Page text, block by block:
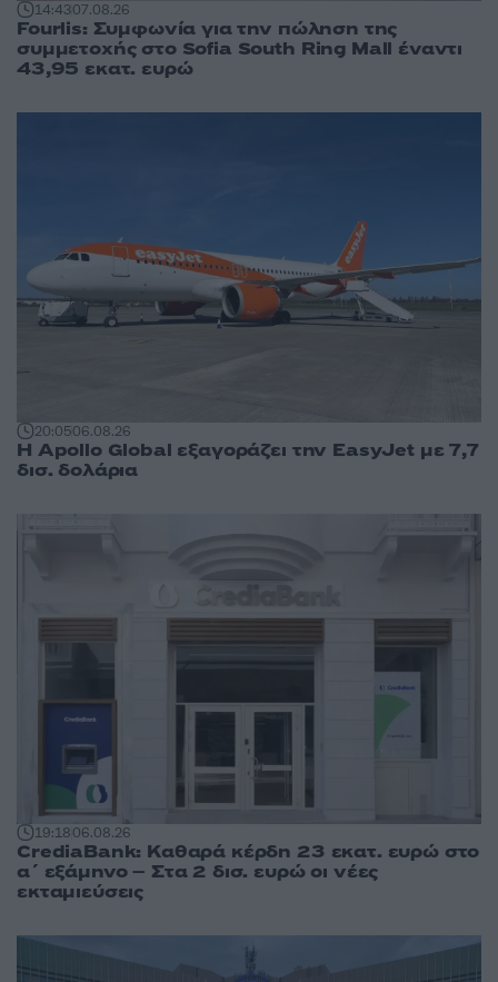
14:4307.08.26
Fourlis: Συμφωνία για την πώληση της
συμμετοχής στο Sofia South Ring Mall έναντι
43,95 εκατ. ευρώ
20:0506.08.26
Η Apollo Global εξαγοράζει την EasyJet με 7,7
δισ. δολάρια
19:1806.08.26
CrediaBank: Καθαρά κέρδη 23 εκατ. ευρώ στο
α΄ εξάμηνο – Στα 2 δισ. ευρώ οι νέες
εκταμιεύσεις